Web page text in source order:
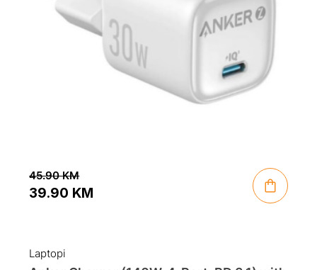
45.90KM
was:
39.90 KM
is:
Laptopi